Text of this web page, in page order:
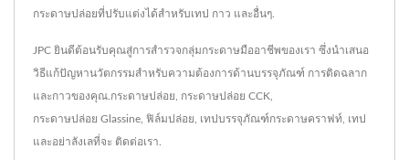
กระดาษปล่อยที่ปรับแต่งได้สำหรับเทป กาว และอื่นๆ.
JPC ยินดีต้อนรับคุณสู่การสำรวจกลุ่มกระดาษมืออาชีพของเรา ซึ่งนำเสนอ
วิธีแก้ปัญหานวัตกรรมสำหรับความต้องการด้านบรรจุภัณฑ์ การติดฉลาก
และกาวของคุณ. กระดาษปล่อย กระดาษปล่อย CCK
กระดาษปล่อย Glassine ฟิล์มปล่อย เทปบรรจุภัณฑ์กระดาษคราฟท์ เทป
และอย่าลังเลที่จะ ติดต่อเรา